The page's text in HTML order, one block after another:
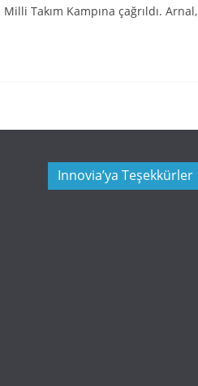
Takım Kampına çağrıldı. Arnal,
Innovia’ya Teşekkürler